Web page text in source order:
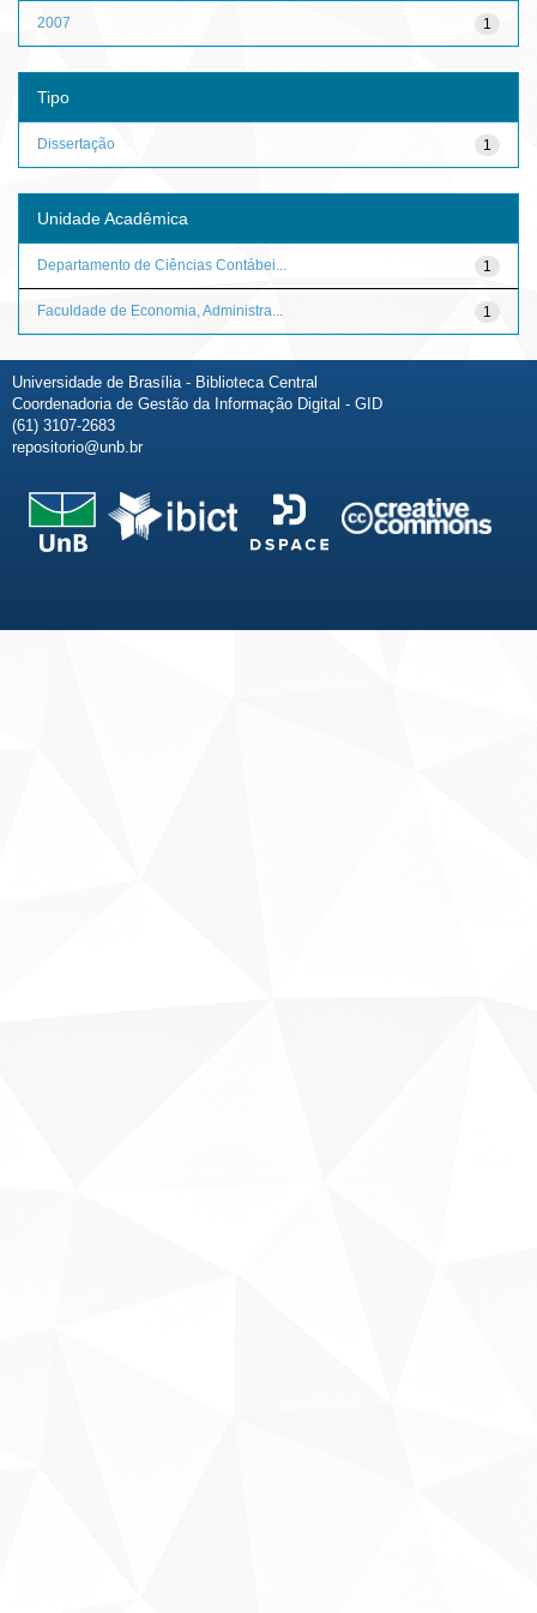
1
2007
Tipo
1
Dissertação
Unidade Acadêmica
1
Departamento de Ciências Contábei...
1
Faculdade de Economia, Administra...
Universidade de Brasília - Biblioteca Central
Coordenadoria de Gestão da Informação Digital - GID
(61) 3107-2683
repositorio@unb.br